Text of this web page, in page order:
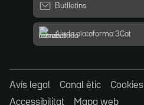
Butlletins
Ajuda plataforma 3Cat
Avís legal Canal ètic Cookies
Accessibilitat
Mapa web